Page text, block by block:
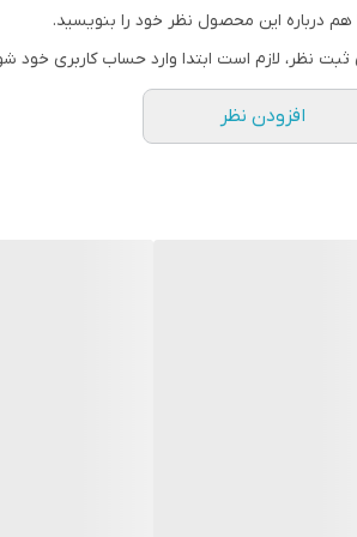
هم درباره این محصول نظر خود را بنویسید.
ثبت نظر، لازم است ابتدا وارد حساب کاربری خود
افزودن نظر